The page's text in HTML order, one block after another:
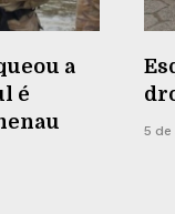
a
é
5 de